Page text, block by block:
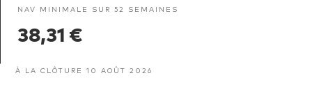
NAV MINIMALE SUR 52 SEMAINES
38,31 €
À LA CLÔTURE 10 AOÛT 2026